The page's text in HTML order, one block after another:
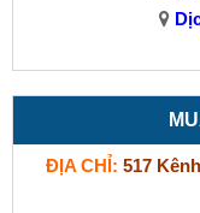
ĐỊA CHỈ: 517